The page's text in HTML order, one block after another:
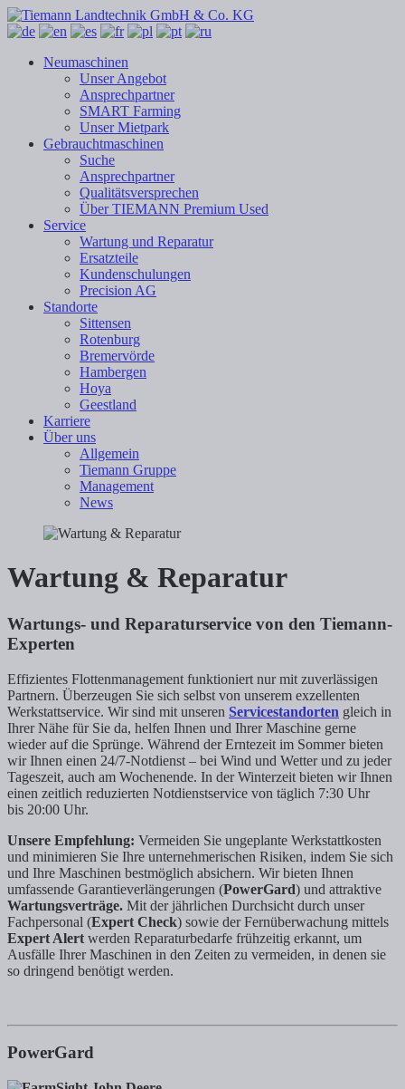
Neumaschinen
Unser Angebot
Ansprechpartner
SMART Farming
Unser Mietpark
Gebrauchtmaschinen
Suche
Ansprechpartner
Qualitätsversprechen
Über TIEMANN Premium Used
Service
Wartung und Reparatur
Ersatzteile
Kundenschulungen
Precision AG
Standorte
Sittensen
Rotenburg
Bremervörde
Hambergen
Hoya
Geestland
Karriere
Über uns
Allgemein
Tiemann Gruppe
Management
News
Wartung & Reparatur
Wartungs- und Reparaturservice von den Tiemann-
Experten
Effizientes Flottenmanagement funktioniert nur mit zuverlässigen
Partnern. Überzeugen Sie sich selbst von unserem exzellenten
Werkstattservice. Wir sind mit unseren Servicestandorten gleich in
Ihrer Nähe für Sie da, helfen Ihnen und Ihrer Maschine gerne
wieder auf die Sprünge. Während der Erntezeit im Sommer bieten
wir Ihnen einen 24/7-Notdienst – bei Wind und Wetter und zu jeder
Tageszeit, auch am Wochenende. In der Winterzeit bieten wir Ihnen
einen zeitlich reduzierten Notdienstservice von täglich 7:30 Uhr
bis 20:00 Uhr.
Unsere Empfehlung: Vermeiden Sie ungeplante Werkstattkosten
und minimieren Sie Ihre unternehmerischen Risiken, indem Sie sich
und Ihre Maschinen bestmöglich absichern. Wir bieten Ihnen
umfassende Garantieverlängerungen (PowerGard) und attraktive
Wartungsverträge. Mit der jährlichen Durchsicht durch unser
Fachpersonal (Expert Check) sowie der Fernüberwachung mittels
Expert Alert werden Reparaturbedarfe frühzeitig erkannt, um
Ausfälle Ihrer Maschinen in den Zeiten zu vermeiden, in denen sie
so dringend benötigt werden.
PowerGard